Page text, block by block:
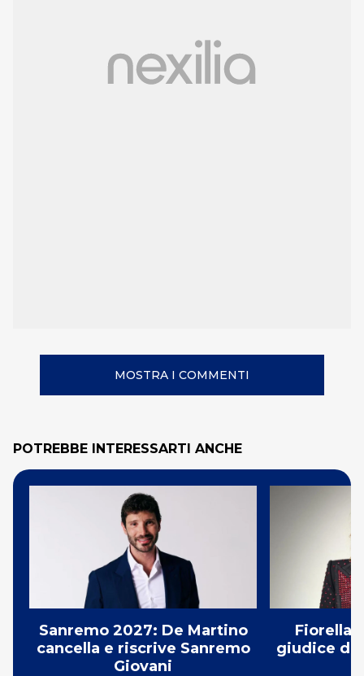
MOSTRA I COMMENTI
POTREBBE INTERESSARTI ANCHE
Sanremo 2027: De Martino
cancella e riscrive Sanremo
Giovani
Fiorella
giudice di